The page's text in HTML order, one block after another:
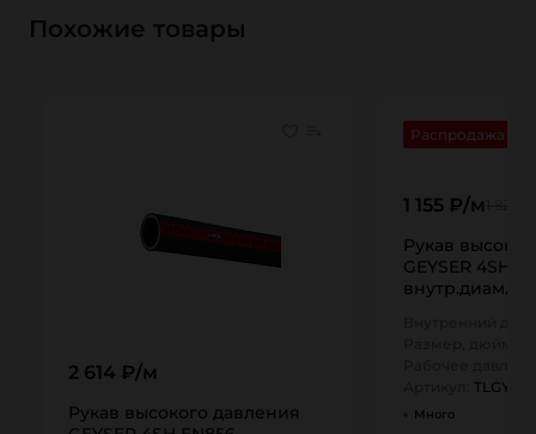
Похожие товары
2 614 ₽/м
Рукав высокого давления
Распродажа
1 155 ₽/м
Рукав
GEYSER 4SH
внутр.диам.
Много